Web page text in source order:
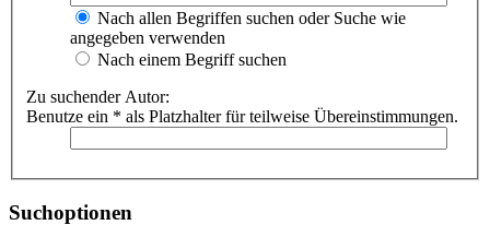
Nach allen Begriffen suchen oder Suche wie
angegeben verwenden
Nach einem Begriff suchen
Zu suchender Autor:
Benutze ein * als Platzhalter für teilweise Übereinstimmungen.
Suchoptionen